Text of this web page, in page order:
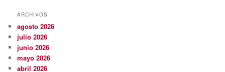
ARCHIVOS
agosto 2026
julio 2026
junio 2026
mayo 2026
abril 2026